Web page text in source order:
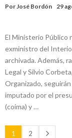
PorJosé Bordón 29
El Ministerio Público
exministro del
archivada. Además,
Legal y Silvio
Organizado,
imputado por el
(coima) y …
1 2